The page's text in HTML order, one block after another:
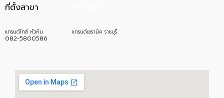
ที่ตั้งสาขา
แกรนด์ไทล์ หัวหิน
082-5800586
แกรนด์เซรามิค ราชบุรี